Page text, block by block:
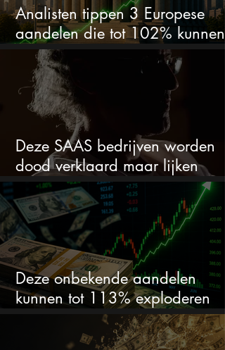
Analisten tippen 3 Europese
aandelen die tot 102% kunnen
stijgen
Deze SAAS bedrijven worden
dood verklaard maar lijken
springlevend
Deze onbekende aandelen
kunnen tot 113% exploderen
(één springt eruit)